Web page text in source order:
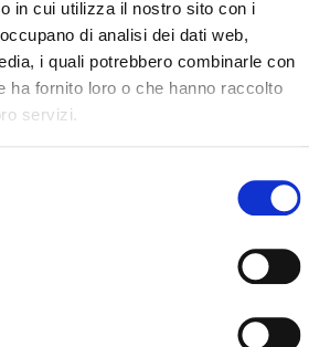
in cui utilizza il nostro sito con i
di analisi dei dati web,
i quali potrebbero combinarle con
ha fornito loro o che hanno raccolto
servizi.
902 903
904
907
929